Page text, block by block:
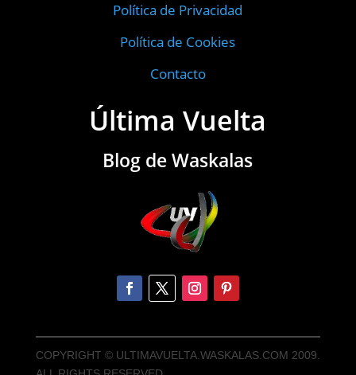
Política de Privacidad
Política de Cookies
Contacto
Última Vuelta
Blog de Waskalas
COPYRIGHT © ULTIMAVUELTA.WASKALAS.COM 2009.